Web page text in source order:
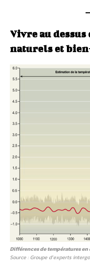
Vivre au dessus
naturels et
Différences de températures en
Source : Groupe d’experts